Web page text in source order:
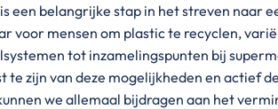
een belangrijke stap in het streven naar
voor mensen om plastic te recyclen,
tot inzamelingspunten bij
te zijn van deze mogelijkheden en actief
we allemaal bijdragen aan het